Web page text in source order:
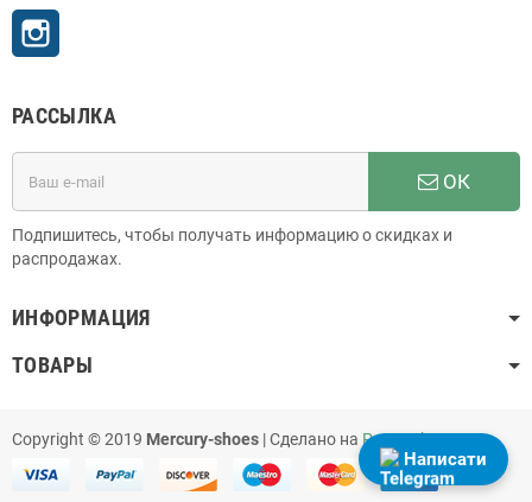
РАССЫЛКА
ОК
Подпишитесь, чтобы получать информацию о скидках и
распродажах.
ИНФОРМАЦИЯ
ТОВАРЫ
Copyright © 2019 Mercury-shoes | Сделано на PrestaShop
Написати